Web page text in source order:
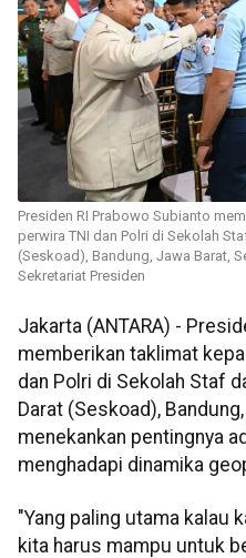
Presiden RI Prabowo Subianto
perwira TNI dan Polri di Sekolah
(Seskoad), Bandung, Jawa Barat,
Sekretariat Presiden
Jakarta (ANTARA) -
memberikan taklimat
dan Polri di Sekolah Staf
Darat (Seskoad),
menekankan pentingnya
menghadapi dinamika
"Yang paling utama kalau
kita harus mampu untuk